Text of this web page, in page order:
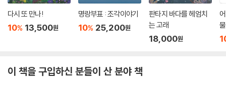
다시 또 만나!
10% 13,500원
명랑부표 : 조각이야기
10% 25,200원
판타지 바다를 헤엄치
는 고래
18,000원
이 책을 구입하신 분들이 산 분야 책